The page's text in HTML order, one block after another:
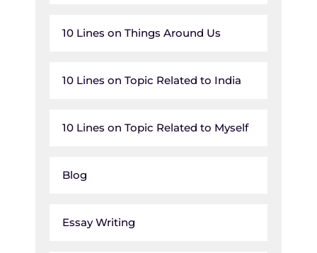
10 Lines on Things Around Us
10 Lines on Topic Related to India
10 Lines on Topic Related to Myself
Blog
Essay Writing